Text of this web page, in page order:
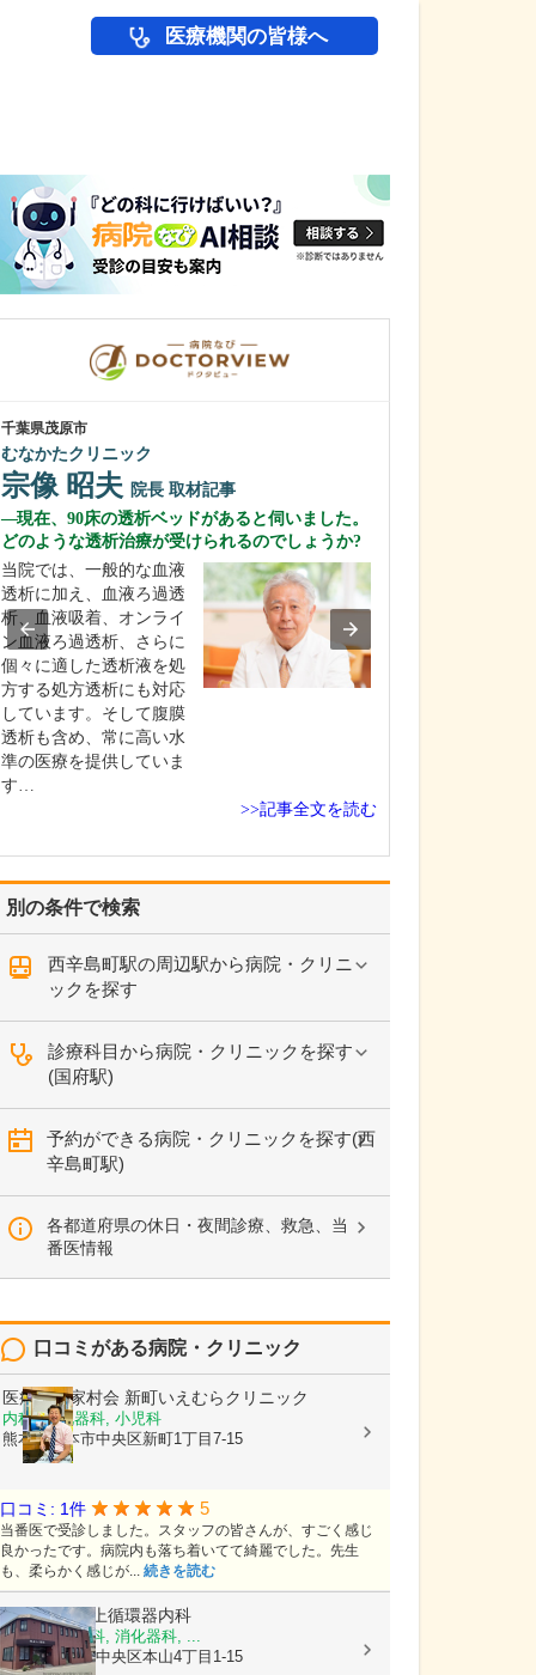
医療機関の皆様へ
別の条件で検索
西辛島町駅の周辺駅から病院・クリニ
ックを探す
診療科目から病院・クリニックを探す
(国府駅)
予約ができる病院・クリニックを探す(西
辛島町駅)
各都道府県の休日・夜間診療、救急、当
番医情報
口コミがある病院・クリニック
医療法人家村会 新町いえむらクリニック
内科, 消化器科, 小児科
熊本県熊本市中央区新町1丁目7-15
口コミ: 1件 5
当番医で受診しました。スタッフの皆さんが、すごく感じ
良かったです。病院内も落ち着いてて綺麗でした。先生
も、柔らかく感じが... 続きを読む
医療法人村上循環器内科
内科, 呼吸器科, 消化器科, ...
熊本県熊本市中央区本山4丁目1-15
千葉県茂原市
むなかたクリニック
宗像 昭夫 院長 取材記事
現在、90床の透析ベッドがあると伺いました。
どのような透析治療が受けられるのでしょうか?
当院では、一般的な血液
透析に加え、血液ろ過透
析、血液吸着、オンライ
ン血液ろ過透析、さらに
個々に適した透析液を処
方する処方透析にも対応
しています。そして腹膜
透析も含め、常に高い水
準の医療を提供していま
す…
>>記事全文を読む